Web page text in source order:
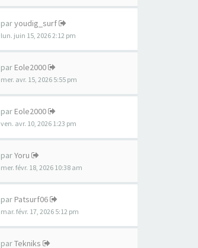
paryoudig_surf
lun. juin 15, 2026 2:12 pm
par Eole2000
mer. avr. 15, 2026 5:55 pm
par Eole2000
ven. avr. 10, 2026 1:23 pm
parYoru
mer. févr. 18, 2026 10:38 am
par Patsurf06
mar. févr. 17, 2026 5:12 pm
parTekniks